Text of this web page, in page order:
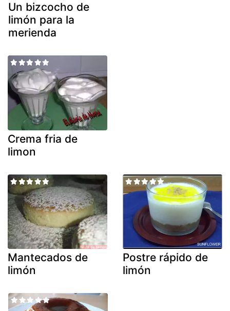
Un bizcocho de
limón para la
merienda
Crema fria de
limon
Mantecados de
limón
Postre rápido de
limón